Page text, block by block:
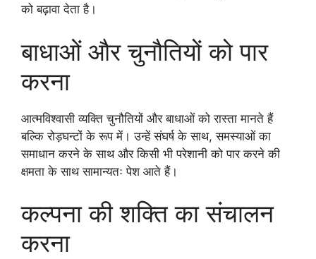
को बढ़ावा देता है।
बाधाओं और चुनौतियों को पार
करना
आत्मविश्वासी व्यक्ति चुनौतियों और बाधाओं को रास्ता मानते हैं
बल्कि रोड़घन्टों के रूप में। उन्हें संघर्ष के साथ, समस्याओं का
समाधान करने के साथ और किसी भी परेशानी को पार करने की
क्षमता के साथ सामान्यतः पेश आते हैं।
कल्पना की शक्ति का संचालन
करना